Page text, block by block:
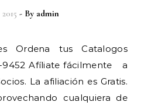
- By admin
9452 Afíliate fácilmente a
La afiliación es Gratis.
cualquiera de